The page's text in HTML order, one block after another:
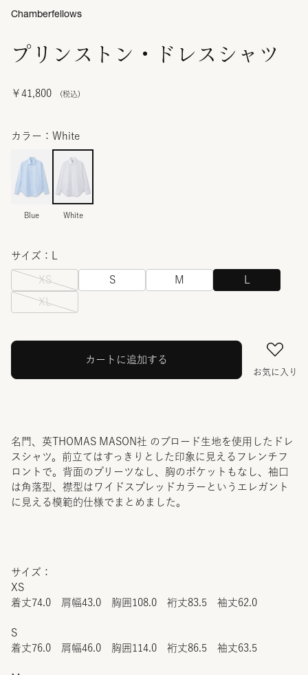
プリンストン・ドレスシャツ
￥41,800
Chamberfellows
カラー：White
Blue White
サイズ：L
XS S M
XL
カートに追加する
お気に入り
名門、英THOMAS MASON社 のブロード生地を使用したドレ
スシャツ。前立てはすっきりとした印象に見えるフレンチフ
ロントで。背面のプリーツなし、胸のポケットもなし、袖口
は角落型、襟型はワイドスプレッドカラーというエレガント
に見える模範的仕様でまとめました。
サイズ：
XS
着丈74.0 肩幅43.0 胸囲108.0 裄丈83.5 袖丈62.0
S
着丈76.0 肩幅46.0 胸囲114.0 裄丈86.5 袖丈63.5